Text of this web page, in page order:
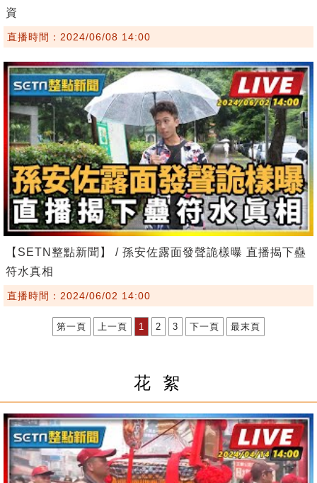
資
直播時間：2024/06/08 14:00
【SETN整點新聞】 / 孫安佐露面發聲詭樣曝 直播揭下蠱
符水真相
直播時間：2024/06/02 14:00
第一頁 上一頁 1 2 3 下一頁 最末頁
花 絮